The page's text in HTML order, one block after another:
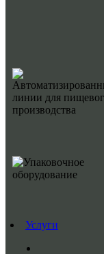
Услуги